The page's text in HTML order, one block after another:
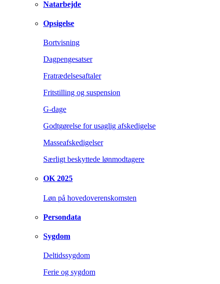
Natarbejde
Opsigelse
Bortvisning
Dagpengesatser
Fratrædelsesaftaler
Fritstilling og suspension
G-dage
Godtgørelse for usaglig afskedigelse
Masseafskedigelser
Særligt beskyttede lønmodtagere
OK 2025
Løn på hovedoverenskomsten
Persondata
Sygdom
Deltidssygdom
Ferie og sygdom